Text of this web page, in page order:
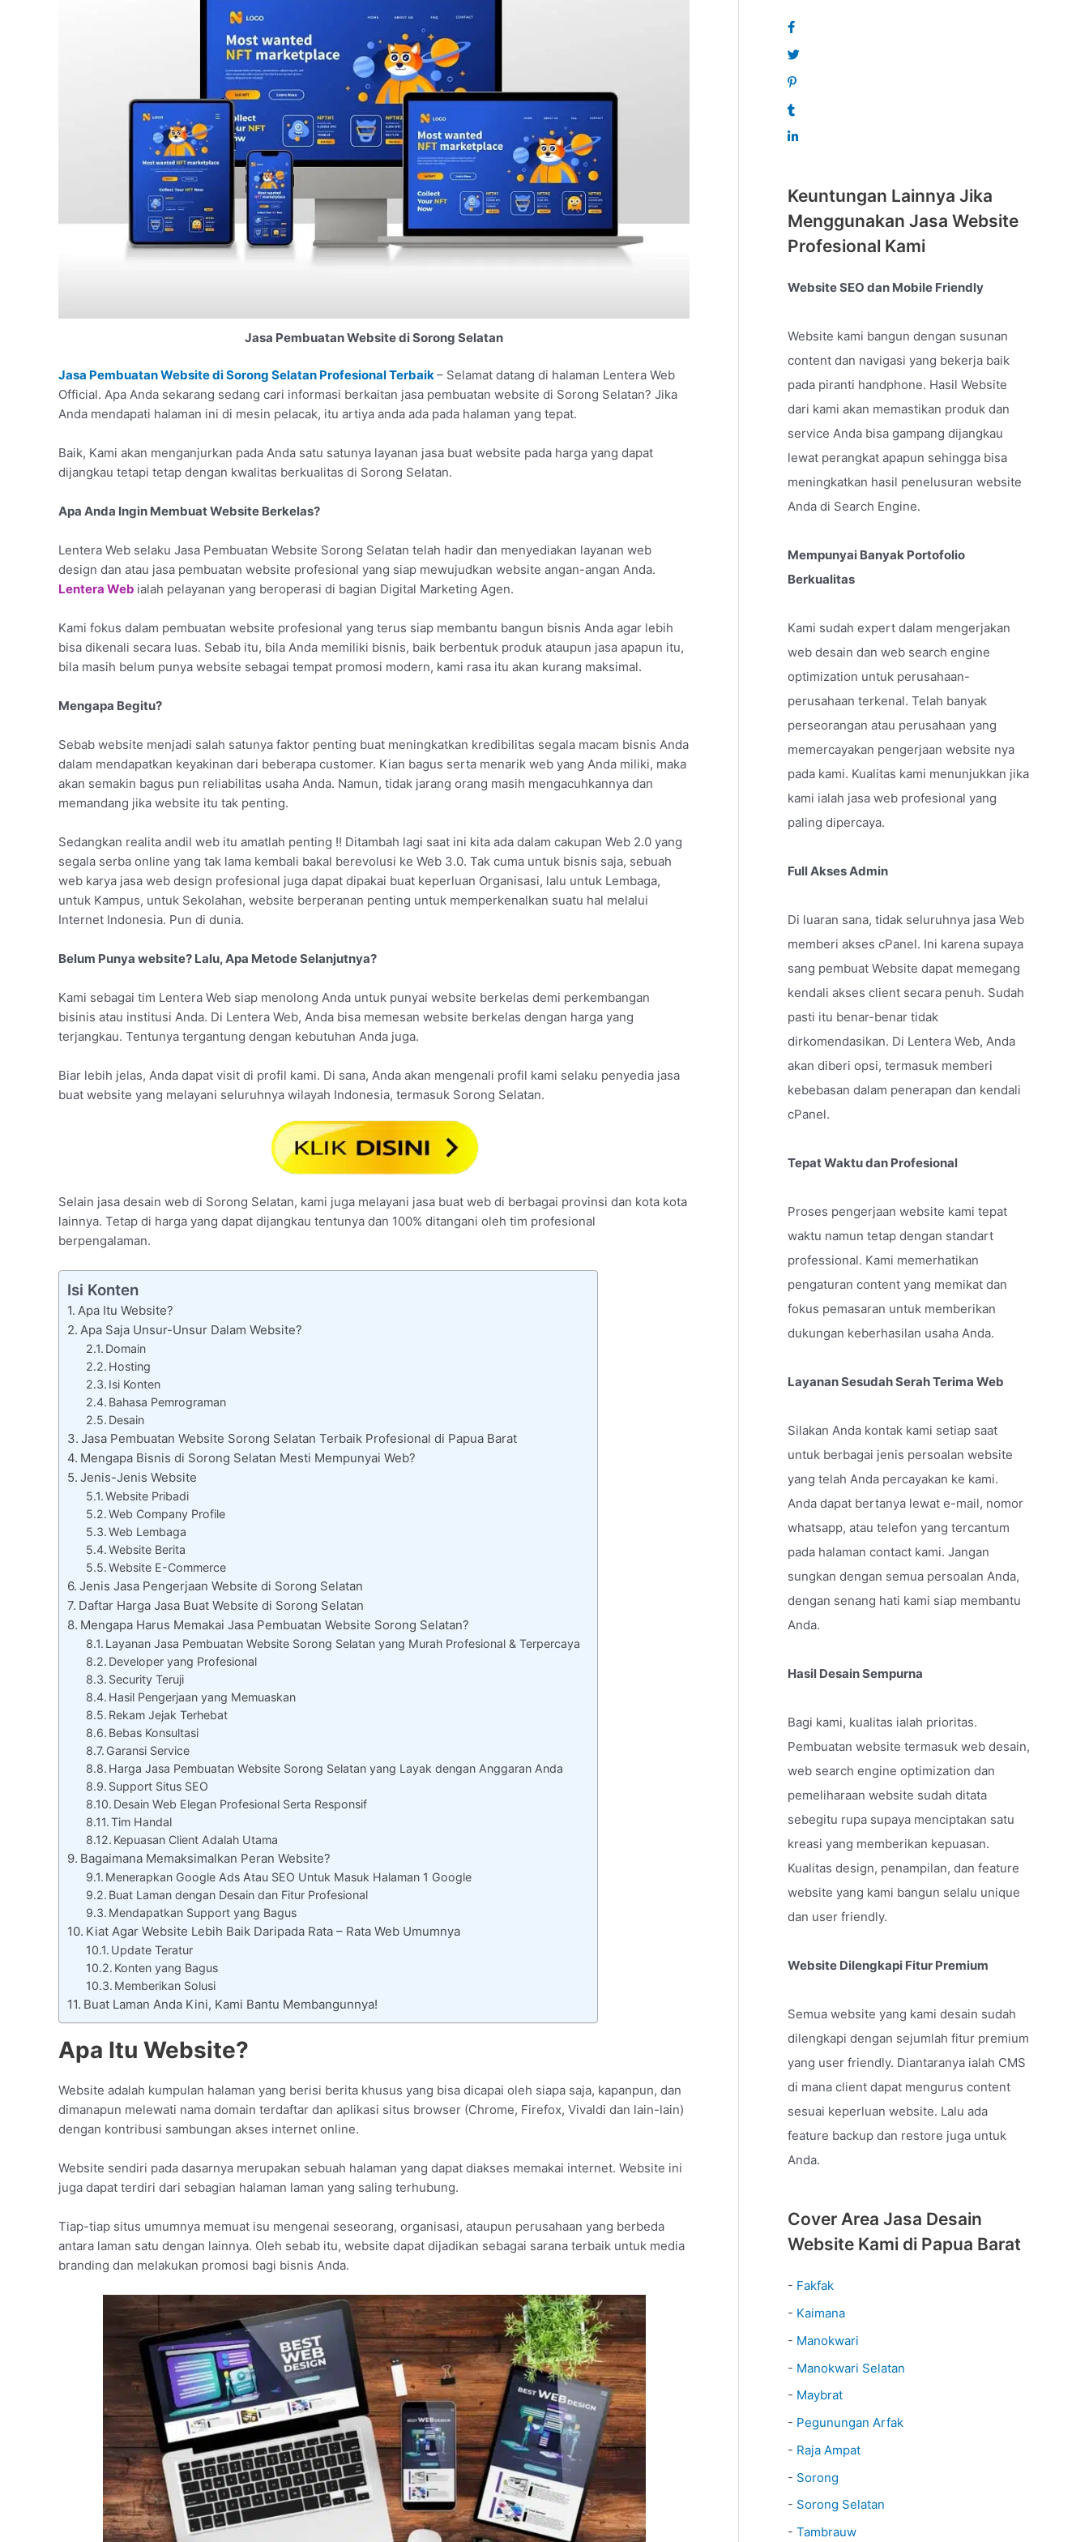
Jasa Pembuatan Website di Sorong Selatan
Jasa Pembuatan Website di Sorong Selatan Profesional Terbaik– Selamat datang di halaman Lentera Web
Official. Apa Anda sekarang sedang cari informasi berkaitan jasa pembuatan website di Sorong Selatan? Jika
Anda mendapati halaman ini di mesin pelacak, itu artiya anda ada pada halaman yang tepat.
Baik, Kami akan menganjurkan pada Anda satu satunya layanan jasa buat website pada harga yang dapat
dijangkau tetapi tetap dengan kwalitas berkualitas di Sorong Selatan.
Apa Anda Ingin Membuat Website Berkelas?
Lentera Web selaku Jasa Pembuatan Website Sorong Selatan telah hadir dan menyediakan layanan web
design dan atau jasa pembuatan website profesional yang siap mewujudkan website angan-angan Anda.
Lentera Web ialah pelayanan yang beroperasi di bagian Digital Marketing Agen.
Kami fokus dalam pembuatan website profesional yang terus siap membantu bangun bisnis Anda agar lebih
bisa dikenali secara luas. Sebab itu, bila Anda memiliki bisnis, baik berbentuk produk ataupun jasa apapun itu,
bila masih belum punya website sebagai tempat promosi modern, kami rasa itu akan kurang maksimal.
Mengapa Begitu?
Sebab website menjadi salah satunya faktor penting buat meningkatkan kredibilitas segala macam bisnis Anda
dalam mendapatkan keyakinan dari beberapa customer. Kian bagus serta menarik web yang Anda miliki, maka
akan semakin bagus pun reliabilitas usaha Anda. Namun, tidak jarang orang masih mengacuhkannya dan
memandang jika website itu tak penting.
Sedangkan realita andil web itu amatlah penting !! Ditambah lagi saat ini kita ada dalam cakupan Web 2.0 yang
segala serba online yang tak lama kembali bakal berevolusi ke Web 3.0. Tak cuma untuk bisnis saja, sebuah
web karya jasa web design profesional juga dapat dipakai buat keperluan Organisasi, lalu untuk Lembaga,
untuk Kampus, untuk Sekolahan, website berperanan penting untuk memperkenalkan suatu hal melalui
Internet Indonesia. Pun di dunia.
Belum Punya website? Lalu, Apa Metode Selanjutnya?
Kami sebagai tim Lentera Web siap menolong Anda untuk punyai website berkelas demi perkembangan
bisinis atau institusi Anda. Di Lentera Web, Anda bisa memesan website berkelas dengan harga yang
terjangkau. Tentunya tergantung dengan kebutuhan Anda juga.
Biar lebih jelas, Anda dapat visit di profil kami. Di sana, Anda akan mengenali profil kami selaku penyedia jasa
buat website yang melayani seluruhnya wilayah Indonesia, termasuk Sorong Selatan.
Selain jasa desain web di Sorong Selatan, kami juga melayani jasa buat web di berbagai provinsi dan kota kota
lainnya. Tetap di harga yang dapat dijangkau tentunya dan 100% ditangani oleh tim profesional
berpengalaman.
Isi Konten
Apa Itu Website?
Apa Saja Unsur-Unsur Dalam Website?
Domain
Hosting
Isi Konten
Bahasa Pemrograman
Desain
Jasa Pembuatan Website Sorong Selatan Terbaik Profesional di Papua Barat
Mengapa Bisnis di Sorong Selatan Mesti Mempunyai Web?
Jenis-Jenis Website
Website Pribadi
Web Company Profile
Web Lembaga
Website Berita
Website E-Commerce
Jenis Jasa Pengerjaan Website di Sorong Selatan
Daftar Harga Jasa Buat Website di Sorong Selatan
Mengapa Harus Memakai Jasa Pembuatan Website Sorong Selatan?
Layanan Jasa Pembuatan Website Sorong Selatan yang Murah Profesional & Terpercaya
Developer yang Profesional
Security Teruji
Hasil Pengerjaan yang Memuaskan
Rekam Jejak Terhebat
Bebas Konsultasi
Garansi Service
Harga Jasa Pembuatan Website Sorong Selatan yang Layak dengan Anggaran Anda
Support Situs SEO
Desain Web Elegan Profesional Serta Responsif
Tim Handal
Kepuasan Client Adalah Utama
Bagaimana Memaksimalkan Peran Website?
Menerapkan Google Ads Atau SEO Untuk Masuk Halaman 1 Google
Buat Laman dengan Desain dan Fitur Profesional
Mendapatkan Support yang Bagus
Kiat Agar Website Lebih Baik Daripada Rata – Rata Web Umumnya
Update Teratur
Konten yang Bagus
Memberikan Solusi
Buat Laman Anda Kini, Kami Bantu Membangunnya!
Apa Itu Website?
Website adalah kumpulan halaman yang berisi berita khusus yang bisa dicapai oleh siapa saja, kapanpun, dan
dimanapun melewati nama domain terdaftar dan aplikasi situs browser (Chrome, Firefox, Vivaldi dan lain-lain)
dengan kontribusi sambungan akses internet online.
Website sendiri pada dasarnya merupakan sebuah halaman yang dapat diakses memakai internet. Website ini
juga dapat terdiri dari sebagian halaman laman yang saling terhubung.
Tiap-tiap situs umumnya memuat isu mengenai seseorang, organisasi, ataupun perusahaan yang berbeda
antara laman satu dengan lainnya. Oleh sebab itu, website dapat dijadikan sebagai sarana terbaik untuk media
branding dan melakukan promosi bagi bisnis Anda.
Keuntungan Lainnya Jika
Menggunakan Jasa Website
Profesional Kami
Website SEO dan Mobile Friendly
Website kami bangun dengan susunan
content dan navigasi yang bekerja baik
pada piranti handphone. Hasil Website
dari kami akan memastikan produk dan
service Anda bisa gampang dijangkau
lewat perangkat apapun sehingga bisa
meningkatkan hasil penelusuran website
Anda di Search Engine.
Mempunyai Banyak Portofolio
Berkualitas
Kami sudah expert dalam mengerjakan
web desain dan web search engine
optimization untuk perusahaan-
perusahaan terkenal. Telah banyak
perseorangan atau perusahaan yang
memercayakan pengerjaan website nya
pada kami. Kualitas kami menunjukkan jika
kami ialah jasa web profesional yang
paling dipercaya.
Full Akses Admin
Di luaran sana, tidak seluruhnya jasa Web
memberi akses cPanel. Ini karena supaya
sang pembuat Website dapat memegang
kendali akses client secara penuh. Sudah
pasti itu benar-benar tidak
dirkomendasikan. Di Lentera Web, Anda
akan diberi opsi, termasuk memberi
kebebasan dalam penerapan dan kendali
cPanel.
Tepat Waktu dan Profesional
Proses pengerjaan website kami tepat
waktu namun tetap dengan standart
professional. Kami memerhatikan
pengaturan content yang memikat dan
fokus pemasaran untuk memberikan
dukungan keberhasilan usaha Anda.
Layanan Sesudah Serah Terima Web
Silakan Anda kontak kami setiap saat
untuk berbagai jenis persoalan website
yang telah Anda percayakan ke kami.
Anda dapat bertanya lewat e-mail, nomor
whatsapp, atau telefon yang tercantum
pada halaman contact kami. Jangan
sungkan dengan semua persoalan Anda,
dengan senang hati kami siap membantu
Anda.
Hasil Desain Sempurna
Bagi kami, kualitas ialah prioritas.
Pembuatan website termasuk web desain,
web search engine optimization dan
pemeliharaan website sudah ditata
sebegitu rupa supaya menciptakan satu
kreasi yang memberikan kepuasan.
Kualitas design, penampilan, dan feature
website yang kami bangun selalu unique
dan user friendly.
Website Dilengkapi Fitur Premium
Semua website yang kami desain sudah
dilengkapi dengan sejumlah fitur premium
yang user friendly. Diantaranya ialah CMS
di mana client dapat mengurus content
sesuai keperluan website. Lalu ada
feature backup dan restore juga untuk
Anda.
Cover Area Jasa Desain
Website Kami di Papua Barat
- Fakfak
- Kaimana
- Manokwari
- Manokwari Selatan
- Maybrat
- Pegunungan Arfak
- Raja Ampat
- Sorong
- Sorong Selatan
- Tambrauw